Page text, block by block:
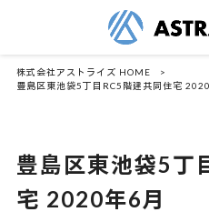
株式会社アストライズ HOME
>
豊島区東池袋5丁目RC5階建共同住宅
豊島区東池袋5丁
宅 2020年6月